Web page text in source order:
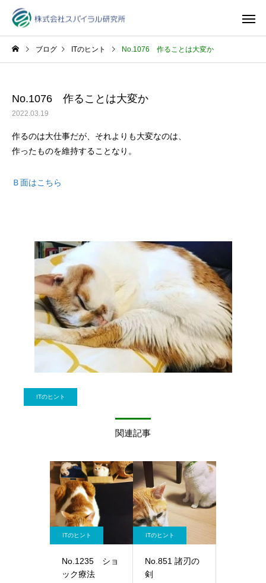
ブログ ITのヒント No.1076 作ることは大変か
No.1076 作ることは大変か
2022.03.19
作るのは大仕事だが、それよりも大変なのは、
作ったものを維持することなり。
Ｂ面はこちら
ITのヒント
関連記事
ITのヒント
No.1235 ショ
ック療法
ITのヒント
No.851 諸刃の
剣